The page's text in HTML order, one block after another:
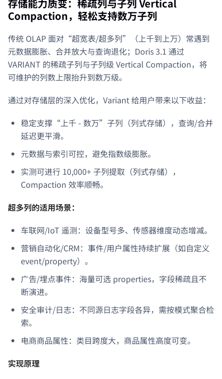
存储能力质变：稀疏列与子列 Vertical
Compaction，轻松支持数万子列
传统 OLAP 面对“超宽表/超多列”（上千到上万）常遇到
元数据膨胀、合并放大与查询退化；Doris 3.1 通过
VARIANT 的稀疏子列与子列级 Vertical Compaction，将
可维护的列数上限抬升到数万级。
通过对存储层的深入优化，Variant 给用户带来以下收益：
稳定支撑“上千 - 数万”子列（列式存储），查询/合并
延迟更平滑。
元数据与索引可控，避免指数级膨胀。
实测可进行 10,000+ 子列提取（列式存储），
Compaction 效率顺畅。
超多列的适用场景：
车联网/IoT 遥测：设备型号多、传感器维度动态增减。
营销自动化/CRM：事件/用户属性持续扩展（如自定义
event/property）。
广告/埋点事件：海量可选 properties，字段稀疏且不
断演进。
安全审计/日志：不同源日志字段各异，需按模式聚合检
索。
电商商品属性：类目跨度大，商品属性高度可变。
实现原理